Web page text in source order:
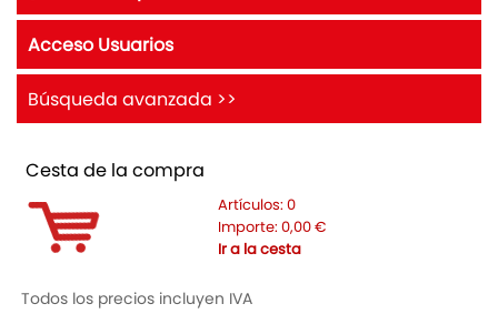
Acceso Usuarios
Búsqueda avanzada >>
Cesta de la compra
Artículos: 0
Importe: 0,00 €
Ir a la cesta
Todos los precios incluyen IVA